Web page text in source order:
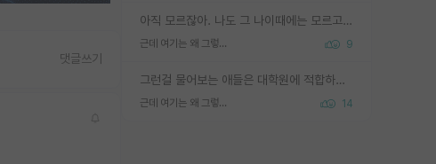
아직 모르잖아. 나도 그 나이때에는 모르고 평가 받고 안심하고 싶었어.
근데 여기는 왜 그렇게 SPK를 물어보는거임? 9
그런걸 물어보는 애들은 대학원에 적합하지 않다
근데 여기는 왜 그렇게 SPK를 물어보는거임? 14
댓글쓰기